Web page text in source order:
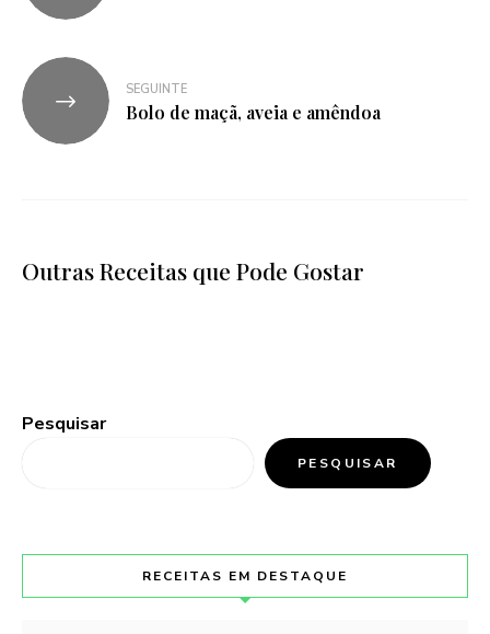
SEGUINTE
Bolo de maçã, aveia e amêndoa
Outras Receitas que Pode Gostar
Pesquisar
PESQUISAR
RECEITAS EM DESTAQUE